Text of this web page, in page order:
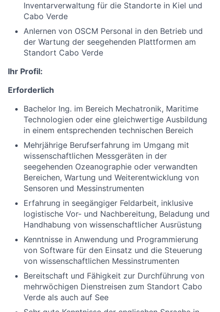
Inventarverwaltung für die Standorte in Kiel und
Cabo Verde
Anlernen von OSCM Personal in den Betrieb und
der Wartung der seegehenden Plattformen am
Standort Cabo Verde
Ihr Profil:
Erforderlich
Bachelor Ing. im Bereich Mechatronik, Maritime
Technologien oder eine gleichwertige Ausbildung
in einem entsprechenden technischen Bereich
Mehrjährige Berufserfahrung im Umgang mit
wissenschaftlichen Messgeräten in der
seegehenden Ozeanographie oder verwandten
Bereichen, Wartung und Weiterentwicklung von
Sensoren und Messinstrumenten
Erfahrung in seegängiger Feldarbeit, inklusive
logistische Vor- und Nachbereitung, Beladung und
Handhabung von wissenschaftlicher Ausrüstung
Kenntnisse in Anwendung und Programmierung
von Software für den Einsatz und die Steuerung
von wissenschaftlichen Messinstrumenten
Bereitschaft und Fähigkeit zur Durchführung von
mehrwöchigen Dienstreisen zum Standort Cabo
Verde als auch auf See